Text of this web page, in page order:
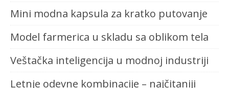
Mini modna kapsula za kratko putovanje
Model farmerica u skladu sa oblikom tela
Veštačka inteligencija u modnoj industriji
Letnje odevne kombinacije – najčitaniji